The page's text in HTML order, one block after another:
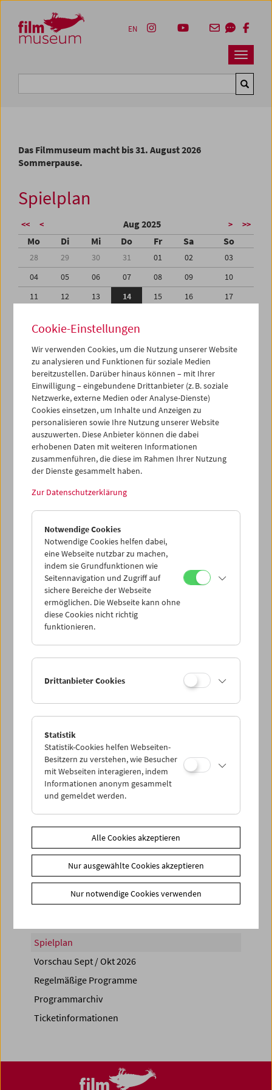
Zum Inhalt
Zum Hauptmenü
Zur Servicenavigation
Zum Suche
Navbar
EN
Das Filmmuseum macht bis 31. August 2026
Sommerpause.
Spielplan
<< < Aug 2025 > >>
Mo Di Mi Do Fr Sa So
28 29 30 31 01 02
03
04
05 06 07 08 09
10
11
12 13 14 15 16
17
25
26 27 28
01
02 03 04 05 06 07
iCalender
Programmheft-PDF
English language or subtitles
< Vorherige Woche
Mo 11.8.
Di 12.8.
Mi 13.8.
Do 14.8.
So 17.8.
PROGRAMM ÜBERBLICK
Spielplan
Vorschau Sept / Okt 2026
Regelmäßige Programme
Programmarchiv
Ticketinformationen
Cookie-Einstellungen
Wir verwenden Cookies, um die Nutzung unserer Website
zu analysieren und Funktionen für soziale Medien
bereitzustellen. Darüber hinaus können – mit Ihrer
Einwilligung – eingebundene Drittanbieter (z. B. soziale
Netzwerke, externe Medien oder Analyse-Dienste)
Cookies einsetzen, um Inhalte und Anzeigen zu
personalisieren sowie Ihre Nutzung unserer Website
auszuwerten. Diese Anbieter können die dabei
erhobenen Daten mit weiteren Informationen
zusammenführen, die diese im Rahmen Ihrer Nutzung
der Dienste gesammelt haben.
Zur Datenschutzerklärung
Notwendige Cookies
Notwendige Cookies helfen dabei,
eine Webseite nutzbar zu machen,
indem sie Grundfunktionen wie
Seitennavigation und Zugriff auf
sichere Bereiche der Webseite
ermöglichen. Die Webseite kann ohne
diese Cookies nicht richtig
funktionieren.
Drittanbieter Cookies
Statistik
Statistik-Cookies helfen Webseiten-
Besitzern zu verstehen, wie Besucher
mit Webseiten interagieren, indem
Informationen anonym gesammelt
und gemeldet werden.
Alle Cookies akzeptieren
Nur ausgewählte Cookies akzeptieren
Nur notwendige Cookies verwenden